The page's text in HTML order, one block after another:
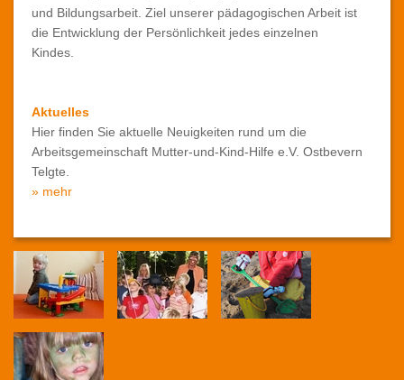
und Bildungsarbeit. Ziel unserer pädagogischen Arbeit ist
die Entwicklung der Persönlichkeit jedes einzelnen
Kindes.
Aktuelles
Hier finden Sie aktuelle Neuigkeiten rund um die
Arbeitsgemeinschaft Mutter-und-Kind-Hilfe e.V. Ostbevern
Telgte.
» mehr